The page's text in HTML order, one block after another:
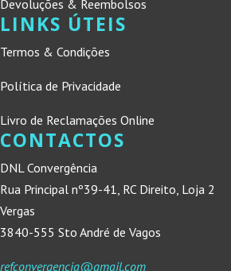
Devoluções & Reembolsos
LINKS ÚTEIS
Termos & Condições
Política de Privacidade
Livro de Reclamações Online
CONTACTOS
DNL Convergência
Rua Principal nº39-41, RC Direito, Loja 2
Vergas
3840-555 Sto André de Vagos
refconvergencia@gmail.com